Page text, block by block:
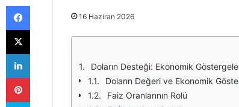
16 Haziran 2026
Doların Desteği: Ekonomik
Doların Değeri ve Ekonomik
Faiz Oranlarının Rolü
Facebook
X
LinkedIn
Pinterest
Skype